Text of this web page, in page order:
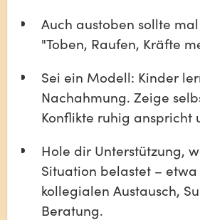
Auch austoben sollte
"Toben, Raufen, Kräfte
Sei ein Modell: Kinder
Nachahmung. Zeige
Konflikte ruhig anspricht
Hole dir Unterstützung,
Situation belastet –
kollegialen Austausch,
Beratung.